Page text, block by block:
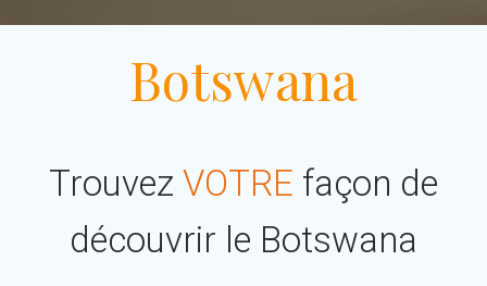
Botswana
Trouvez VOTRE façon de
découvrir le Botswana